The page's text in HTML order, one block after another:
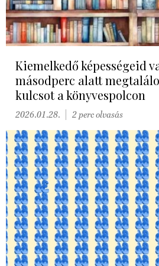
Kiemelkedő képességeid
másodperc alatt
kulcsot a könyvespolcon
2026.01.28. 2 perc olvasás